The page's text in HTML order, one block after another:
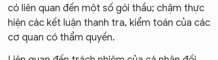
có liên quan đến một số gói thầu; chậm thực
hiện các kết luận thanh tra, kiểm toán của các
cơ quan có thẩm quyền.